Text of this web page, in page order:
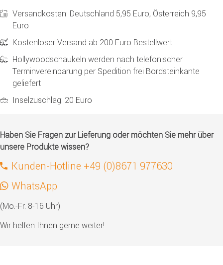
Versandkosten: Deutschland 5,95 Euro, Österreich 9,95
Euro
Kostenloser Versand ab 200 Euro Bestellwert
Hollywoodschaukeln werden nach telefonischer
Terminvereinbarung per Spedition frei Bordsteinkante
geliefert
Inselzuschlag: 20 Euro
Haben Sie Fragen zur Lieferung oder möchten Sie mehr über
unsere Produkte wissen?
Kunden-Hotline +49 (0)8671 977630
WhatsApp
(Mo.-Fr. 8-16 Uhr)
Wir helfen Ihnen gerne weiter!